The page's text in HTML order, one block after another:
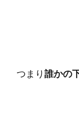
つまり誰かの